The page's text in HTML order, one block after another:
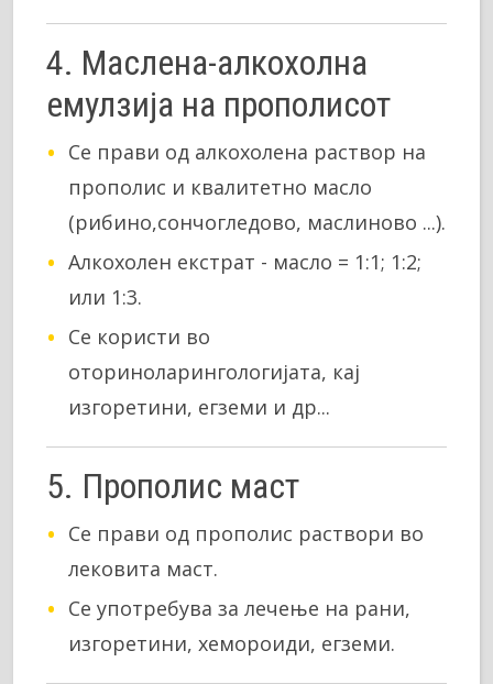
4. Маслена-алкохолна
емулзија на прополисот
Се прави од алкохолена раствор на
прополис и квалитетно масло
(рибино,сончогледово, маслиново ...).
Алкохолен екстрат - масло = 1:1; 1:2;
или 1:3.
Се користи во
оториноларингологијата, кај
изгоретини, егземи и др...
5. Прополис маст
Се прави од прополис раствори во
лековита маст.
Се употребува за лечење на рани,
изгоретини, хемороиди, егземи.